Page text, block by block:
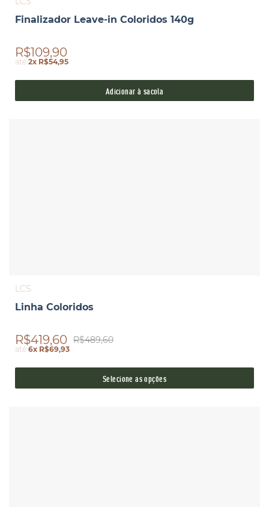
Finalizador Leave-in Coloridos 140g
R$109,90
até2x R$54,95
Adicionar à sacola
LCS
Linha Coloridos
R$419,60 R$489,60
até6x R$69,93
Selecione as opções